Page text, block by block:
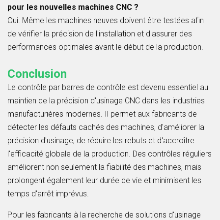
pour les nouvelles machines CNC ?
Oui. Même les machines neuves doivent être testées afin
de vérifier la précision de l'installation et d'assurer des
performances optimales avant le début de la production.
Conclusion
Le contrôle par barres de contrôle est devenu essentiel au
maintien de la précision d'usinage CNC dans les industries
manufacturières modernes. Il permet aux fabricants de
détecter les défauts cachés des machines, d'améliorer la
précision d'usinage, de réduire les rebuts et d'accroître
l'efficacité globale de la production. Des contrôles réguliers
améliorent non seulement la fiabilité des machines, mais
prolongent également leur durée de vie et minimisent les
temps d'arrêt imprévus.
Pour les fabricants à la recherche de solutions d'usinage